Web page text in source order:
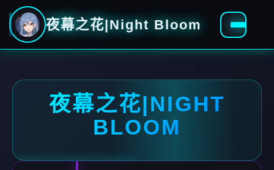
夜幕之花|Night Bloom
夜幕之花|NIGHT
BLOOM